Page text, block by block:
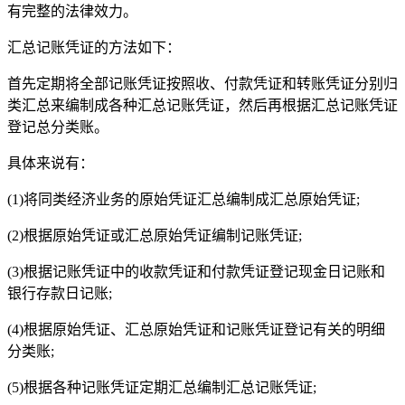
有完整的法律效力。
汇总记账凭证的方法如下：
首先定期将全部记账凭证按照收、付款凭证和转账凭证分别归
类汇总来编制成各种汇总记账凭证，然后再根据汇总记账凭证
登记总分类账。
具体来说有：
(1)将同类经济业务的原始凭证汇总编制成汇总原始凭证;
(2)根据原始凭证或汇总原始凭证编制记账凭证;
(3)根据记账凭证中的收款凭证和付款凭证登记现金日记账和
银行存款日记账;
(4)根据原始凭证、汇总原始凭证和记账凭证登记有关的明细
分类账;
(5)根据各种记账凭证定期汇总编制汇总记账凭证;